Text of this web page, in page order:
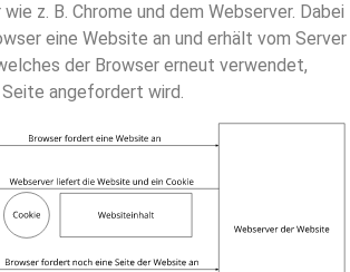
z. B. Chrome und dem Webserver. Dabei
eine Website an und erhält vom Server
der Browser erneut verwendet,
angefordert wird.